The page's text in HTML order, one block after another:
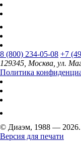
8 (800) 234-05-08 +7
129345, Москва, ул.
Политика
© Диаэм, 1988 —
Версия для печати